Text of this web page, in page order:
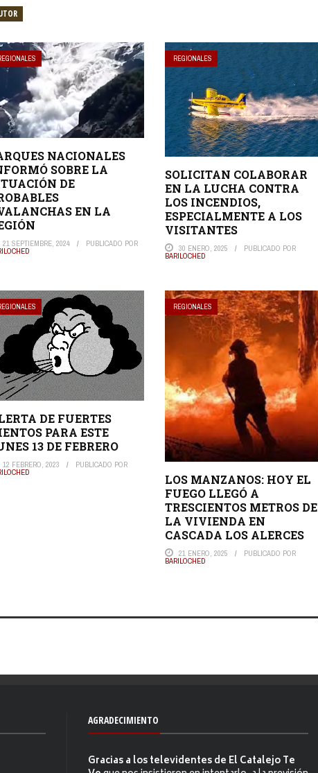
NACIONALES
SOBRE LA
DE
EN LA
21 SEPTIEMBRE, 2024 PUBLICADO POR
REGIONALES
SOLICITAN COLABORAR
EN LA LUCHA CONTRA
LOS INCENDIOS,
ESPECIALMENTE A LOS
VISITANTES
30 ENERO, 2025 PUBLICADO POR
BARILOCHED
DE FUERTES
PARA ESTE
13 DE FEBRERO
12 FEBRERO, 2023 PUBLICADO POR
REGIONALES
LOS MANZANOS: HOY EL
FUEGO LLEGÓ A
TRESCIENTOS METROS DE
LA VIVIENDA EN
CASCADA LOS ALERCES
21 ENERO, 2025 PUBLICADO POR
BARILOCHED
AGRADECIMIENTO
Gracias a los televidentes de El Catalejo Te